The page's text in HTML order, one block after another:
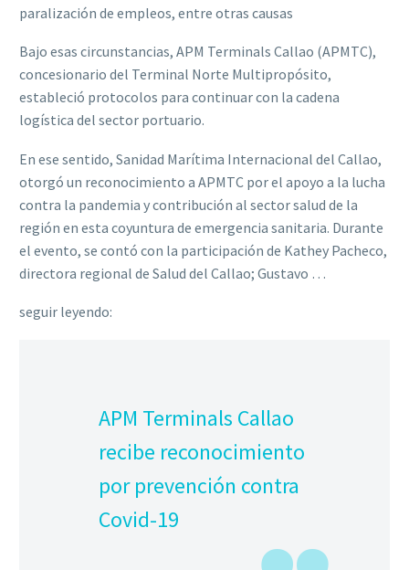
paralización de empleos, entre otras causas
Bajo esas circunstancias, APM Terminals Callao (APMTC),
concesionario del Terminal Norte Multipropósito,
estableció protocolos para continuar con la cadena
logística del sector portuario.
En ese sentido, Sanidad Marítima Internacional del Callao,
otorgó un reconocimiento a APMTC por el apoyo a la lucha
contra la pandemia y contribución al sector salud de la
región en esta coyuntura de emergencia sanitaria. Durante
el evento, se contó con la participación de Kathey Pacheco,
directora regional de Salud del Callao; Gustavo …
seguir leyendo:
APM Terminals Callao
recibe reconocimiento
por prevención contra
Covid-19